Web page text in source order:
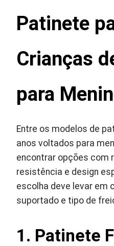
Patinete
Crianças
para
Entre os modelos de
anos voltados para
encontrar opções com
resistência e design
escolha deve levar em
suportado e tipo de
1. Patinete